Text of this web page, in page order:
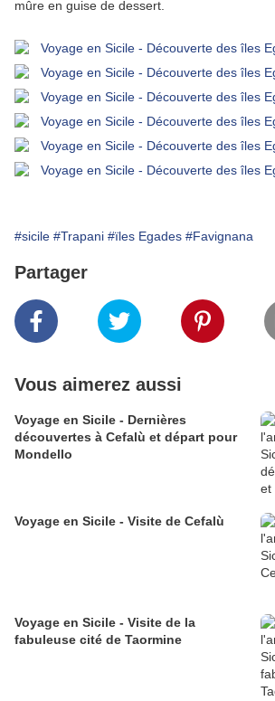
mûre en guise de dessert.
#sicile #Trapani #ïles Egades #Favignana
Partager
Vous aimerez aussi
Voyage en Sicile - Dernières
découvertes à Cefalù et départ pour
Mondello
Voyage en Sicile - Visite de Cefalù
Voyage en Sicile - Visite de la
fabuleuse cité de Taormine